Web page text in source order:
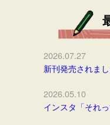
2026.07.27
新刊発売されまし
2026.05.10
インスタ「それ